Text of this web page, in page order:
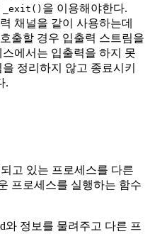
_exit() 을 이용해야한다.
채널을 같이 사용하는데
출할 경우 입출력 스트림을
에서는 입출력을 하지 못
정리하지 않고 종료시키
.
고 있는 프로세스를 다른
프로세스를 실행하는 함수
와 정보를 물려주고 다른 프